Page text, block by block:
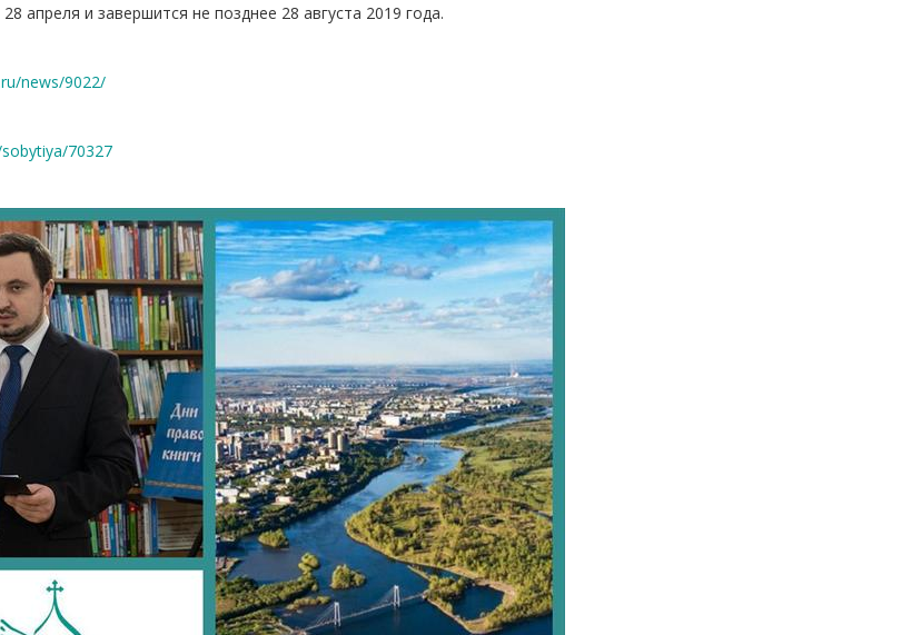
апреля и завершится не позднее 28 августа 2019 года.
news/9022/
70327